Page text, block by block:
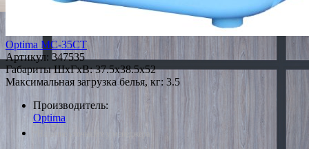
Optima MC-35СТ
Артикул: 347535
Габариты ШxГxВ: 37.5x38.5x52
Максимальная загрузка белья, кг: 3.5
Производитель:
Optima
*Наличие уточняйте у менеджера